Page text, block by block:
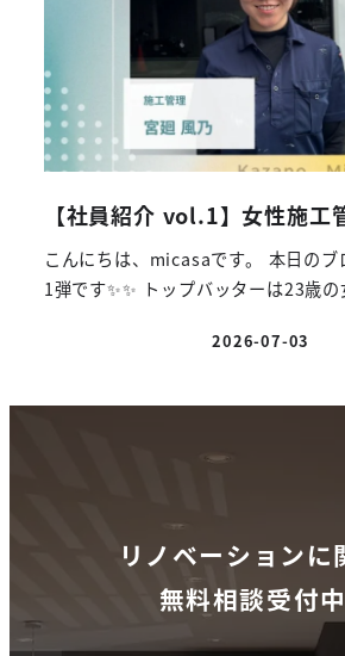
【社員紹介 vol.1】女性施工
こんにちは、micasaです。 本日のブ
1弾です✨✨ トップバッターは23歳
投稿日
2026-07-03
リノベーションに
無料相談受付